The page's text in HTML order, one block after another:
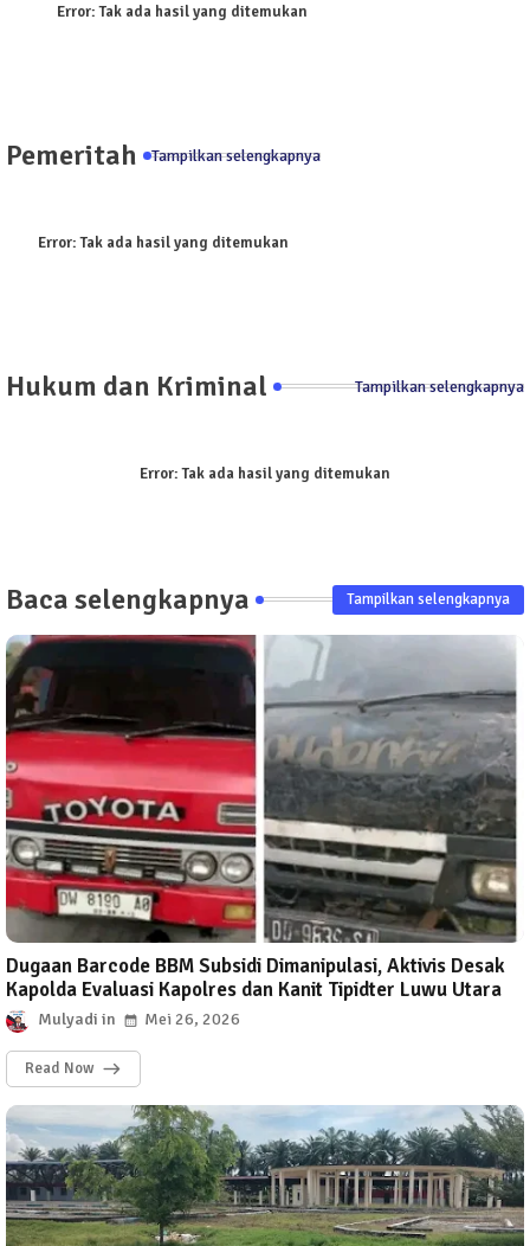
Error:Tak ada hasil yang ditemukan
Pemeritah Tampilkan selengkapnya
Error:Tak ada hasil yang ditemukan
Hukum dan Kriminal Tampilkan selengkapnya
Error:Tak ada hasil yang ditemukan
Baca selengkapnya Tampilkan selengkapnya
Dugaan Barcode BBM Subsidi Dimanipulasi, Aktivis Desak
Kapolda Evaluasi Kapolres dan Kanit Tipidter Luwu Utara
Mulyadi Mei 26, 2026
Read Now